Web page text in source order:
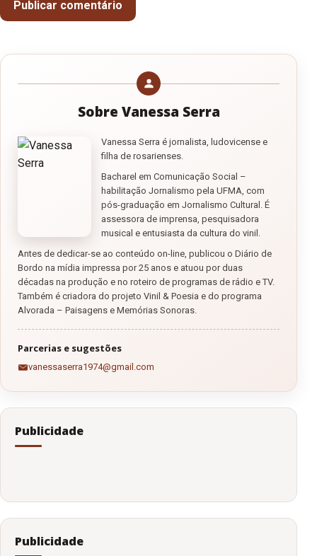
Sobre Vanessa Serra
Vanessa Serra é jornalista, ludovicense e
filha de rosarienses.
Bacharel em Comunicação Social –
habilitação Jornalismo pela UFMA, com
pós-graduação em Jornalismo Cultural. É
assessora de imprensa, pesquisadora
musical e entusiasta da cultura do vinil.
Antes de dedicar-se ao conteúdo on-line, publicou o Diário de
Bordo na mídia impressa por 25 anos e atuou por duas
décadas na produção e no roteiro de programas de rádio e TV.
Também é criadora do projeto Vinil & Poesia e do programa
Alvorada – Paisagens e Memórias Sonoras.
Parcerias e sugestões
vanessaserra1974@gmail.com
Publicidade
Publicidade